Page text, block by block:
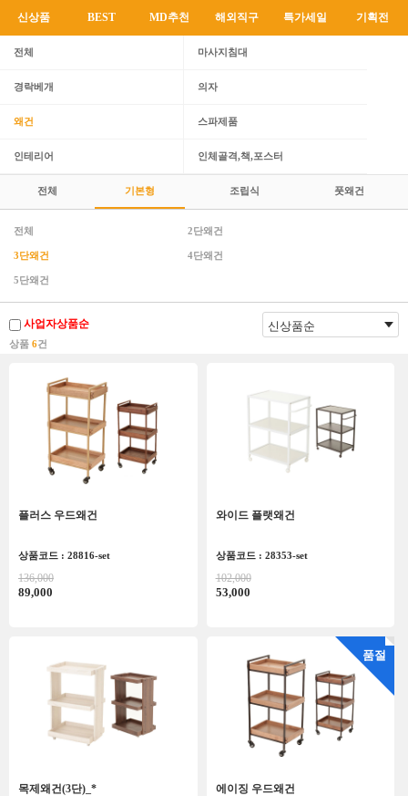
신상품 BEST MD추천 해외직구 특가세일 기획전
전체 마사지침대
경락베개 의자
왜건 스파제품
인테리어 인체골격,책,포스터
전체 기본형 조립식 풋왜건
전체 2단왜건
3단왜건 4단왜건
5단왜건
사업자상품순
상품 6건
플러스 우드왜건
상품코드 : 28816-set
136,000
89,000
와이드 플랫왜건
상품코드 : 28353-set
102,000
53,000
목제왜건(3단)_*
품절
에이징 우드왜건